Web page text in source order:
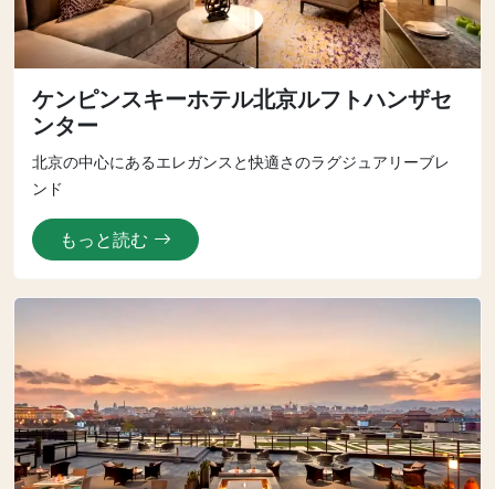
ケンピンスキーホテル北京ルフトハンザセ
ンター
北京の中心にあるエレガンスと快適さのラグジュアリーブレ
ンド
もっと読む